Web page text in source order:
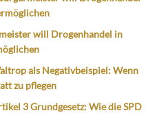
will Drogenhandel in
als Negativbeispiel: Wenn
zu pflegen
3 Grundgesetz: Wie die SPD